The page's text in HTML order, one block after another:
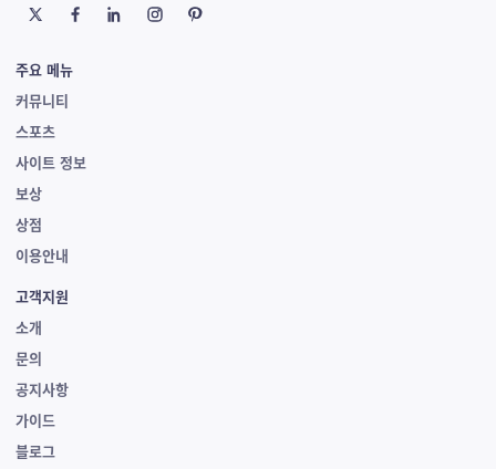
주요 메뉴
커뮤니티
스포츠
사이트 정보
보상
상점
이용안내
고객지원
소개
문의
공지사항
가이드
블로그